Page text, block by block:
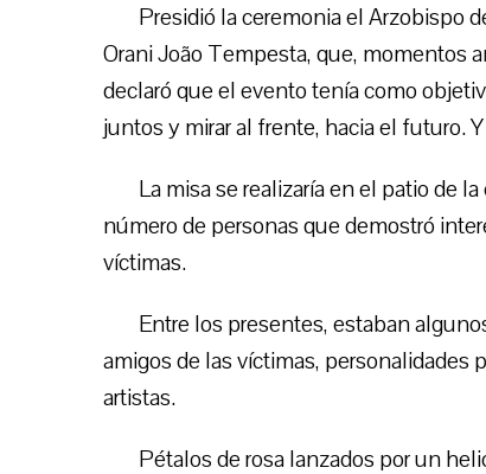
Presidió la ceremonia el Arzobispo
Orani João Tempesta, que, momentos
declaró que el evento tenía como
juntos y mirar al frente, hacia el futuro.
La misa se realizaría en el patio de
número de personas que demostró
víctimas.
Entre los presentes, estaban
amigos de las víctimas, personalidades
artistas.
Pétalos de rosa lanzados por un